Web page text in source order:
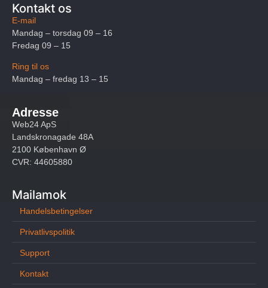
Kontakt os
E-mail
Mandag – torsdag 09 – 16
Fredag 09 – 15
Ring til os
Mandag – fredag 13 – 15
Adresse
Web24 ApS
Landskronagade 48A
2100 København Ø
CVR: 44605880
Mailamok
Handelsbetingelser
Privatlivspolitik
Support
Kontakt